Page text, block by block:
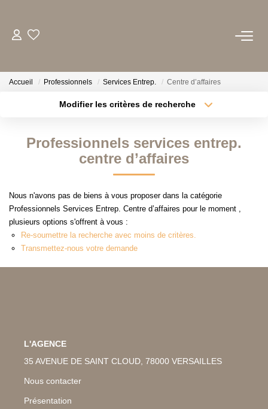
NOTRE AGENCE
NOTRE EQUIPE
NOS TEMOIGNAGES
EN
Accueil Professionnels Services Entrep. Centre d’affaires
Modifier les critères de recherche
Type de bien
Plus de critères
Professionnels services entrep.
centre d’affaires
Nous n'avons pas de biens à vous proposer dans la catégorie
Professionnels Services Entrep. Centre d’affaires pour le moment ,
plusieurs options s'offrent à vous :
Re-soumettre la recherche avec moins de critères.
Transmettez-nous votre demande
L'AGENCE
35 AVENUE DE SAINT CLOUD, 78000 VERSAILLES
Nous contacter
Présentation